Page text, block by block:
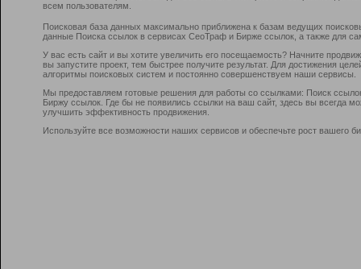
всем пользователям.
Поисковая база данных максимально приближена к базам ведущих
данные Поиска ссылок в сервисах СеоТраф и Бирже ссылок, а также для
У вас есть сайт и вы хотите увеличить его посещаемость? Начните
вы запустите проект, тем быстрее получите результат. Для достижения
алгоритмы поисковых систем и постоянно совершенствуем наши сервисы.
Мы предоставляем готовые решения для работы со ссылками: Поиск
Биржу ссылок. Где бы не появились ссылки на ваш сайт, здесь вы всегда
улучшить эффективность продвижения.
Используйте все возможности наших сервисов и обеспечьте рост вашего